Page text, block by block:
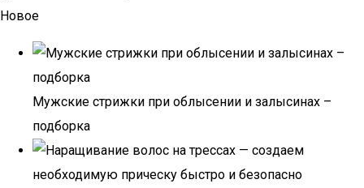
Новое
Мужские стрижки при облысении и залысинах –
подборка